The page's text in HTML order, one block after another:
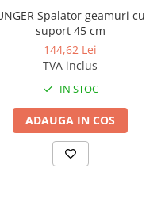
Spalator geamuri cu
suport 45 cm
144,62 Lei
TVA inclus
IN STOC
ADAUGA IN COS